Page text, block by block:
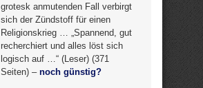
grotesk anmutenden Fall verbirgt
sich der Zündstoff für einen
Religionskrieg … „Spannend, gut
recherchiert und alles löst sich
logisch auf …“ (Leser) (371
Seiten) – noch günstig?